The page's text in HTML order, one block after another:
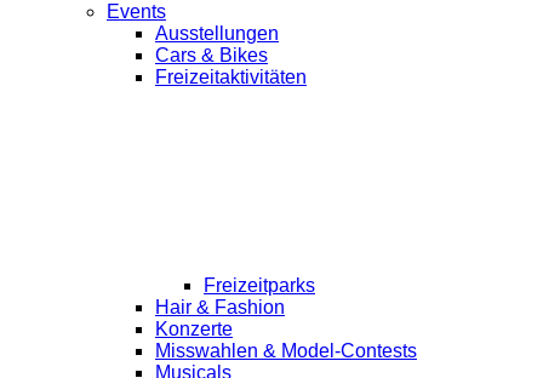
Events
Ausstellungen
Cars & Bikes
Freizeitaktivitäten
Freizeitparks
Hair & Fashion
Konzerte
Misswahlen & Model-Contests
Musicals